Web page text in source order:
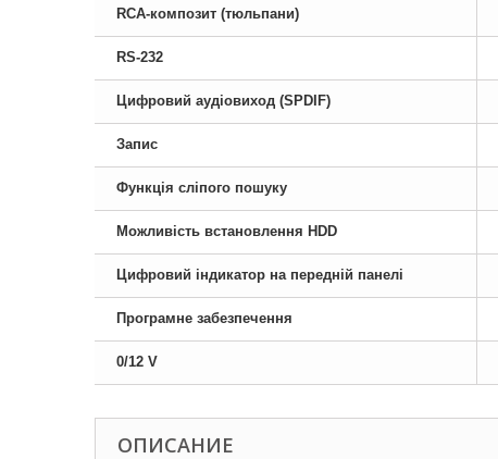
RCA-композит (тюльпани)
RS-232
Цифровий аудіовиход (SPDIF)
Запис
Функція сліпого пошуку
Можливість встановлення HDD
Цифровий індикатор на передній панелі
Програмне забезпечення
0/12 V
ОПИСАНИЕ